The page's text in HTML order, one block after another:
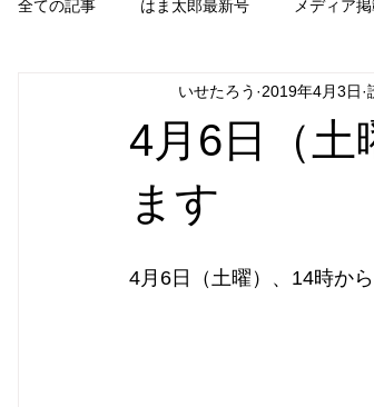
全ての記事 はま太郎最新号 メディア
イベント出品情報
横濱市民酒場グルリと
新刊のお知らせ フォローアップ
4月6日（土
ます
いせたろう 2019年4月3日
4月6日（土曜）、14時か